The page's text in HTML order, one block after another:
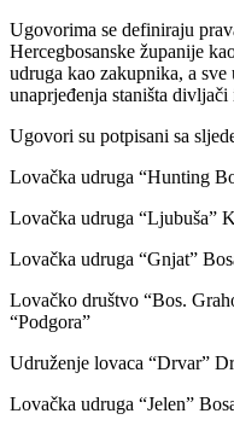
Ugovorima se definiraju
Hercegbosanske županije
udruga kao zakupnika, a
unaprjeđenja staništa
Ugovori su potpisani sa
Lovačka udruga “Hunting
Lovačka udruga “Ljubuša”
Lovačka udruga “Gnjat”
Lovačko društvo “Bos.
“Podgora”
Udruženje lovaca “Drvar”
Lovačka udruga “Jelen”